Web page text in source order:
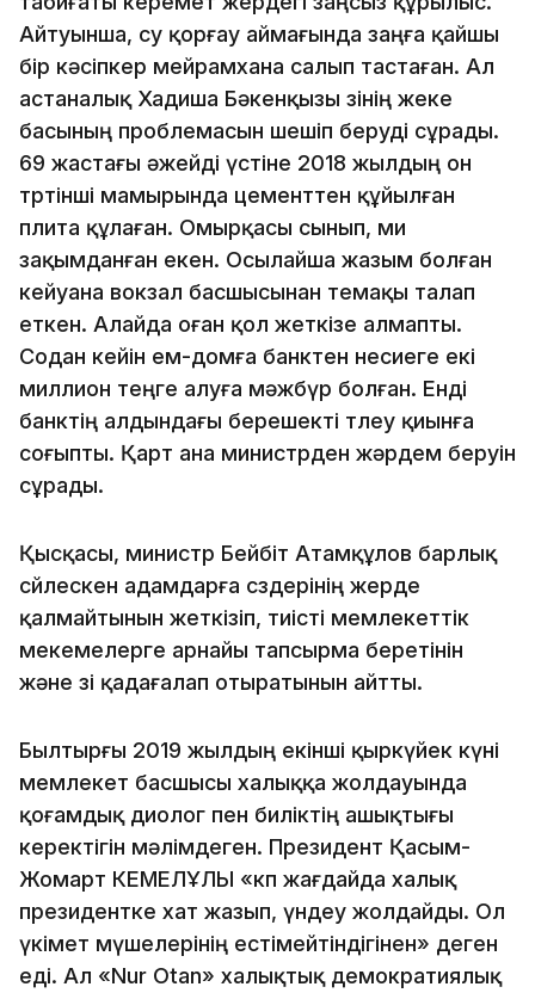
Айтуынша, су қорғау аймағында заңға қайшы
бір кәсіпкер мейрамхана салып тастаған. Ал
астаналық Хадиша Бәкенқызы өзінің жеке
басының проблемасын шешіп беруді сұрады.
69 жастағы әжейді үстіне 2018 жылдың он
төртінші мамырында цементтен құйылған
плита құлаған. Омырқасы сынып, ми
зақымданған екен. Осылайша жазым болған
кейуана вокзал басшысынан өтемақы талап
еткен. Алайда оған қол жеткізе алмапты.
Содан кейін ем-домға банктен несиеге екі
миллион теңге алуға мәжбүр болған. Енді
банктің алдындағы берешекті төлеу қиынға
соғыпты. Қарт ана министрден жәрдем беруін
сұрады.
Қысқасы, министр Бейбіт Атамқұлов барлық
сөйлескен адамдарға сөздерінің жерде
қалмайтынын жеткізіп, тиісті мемлекеттік
мекемелерге арнайы тапсырма беретінін
және өзі қадағалап отыратынын айтты.
Былтырғы 2019 жылдың екінші қыркүйек күні
мемлекет басшысы халыққа жолдауында
қоғамдық диолог пен биліктің ашықтығы
керектігін мәлімдеген. Президент Қасым-
Жомарт КЕМЕЛҰЛЫ «көп жағдайда халық
президентке хат жазып, үндеу жолдайды. Ол
үкімет мүшелерінің естімейтіндігінен» деген
еді. Ал «Nur Otan» халықтық демократиялық